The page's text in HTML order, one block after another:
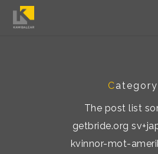
Category
The post list
getbride.org
kvinnor-mot-